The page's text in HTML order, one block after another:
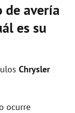
de avería
es su
Chrysler
ocurre